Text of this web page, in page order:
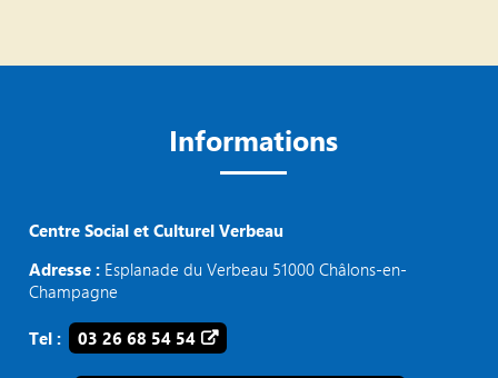
Informations
Centre Social et Culturel Verbeau
Adresse : Esplanade du Verbeau 51000 Châlons-en-
Champagne
Tel : 03 26 68 54 54